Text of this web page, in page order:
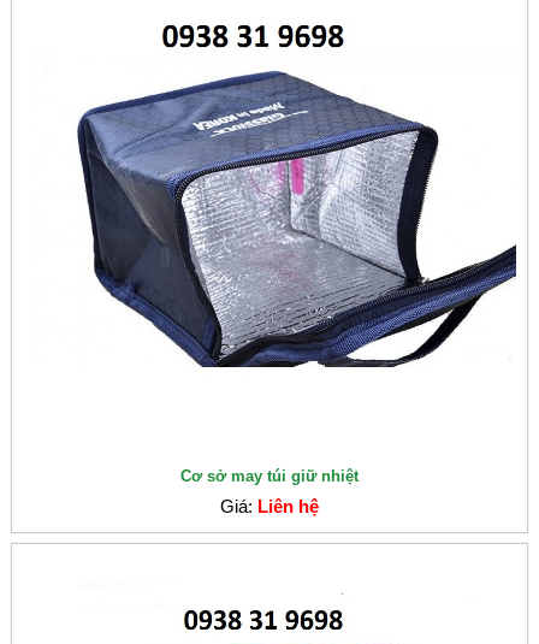
Cơ sở may túi giữ nhiệt
Giá: Liên hệ